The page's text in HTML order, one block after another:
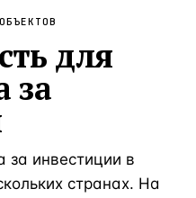
2 948
ОБЪЕКТОВ
для
за
инвестиции в
странах. На